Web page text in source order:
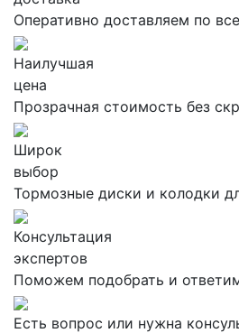
Оперативно доставляем по
Наилучшая
цена
Прозрачная стоимость без
Широк
выбор
Тормозные диски и колодки
Консультация
экспертов
Поможем подобрать и
Есть вопрос или нужна